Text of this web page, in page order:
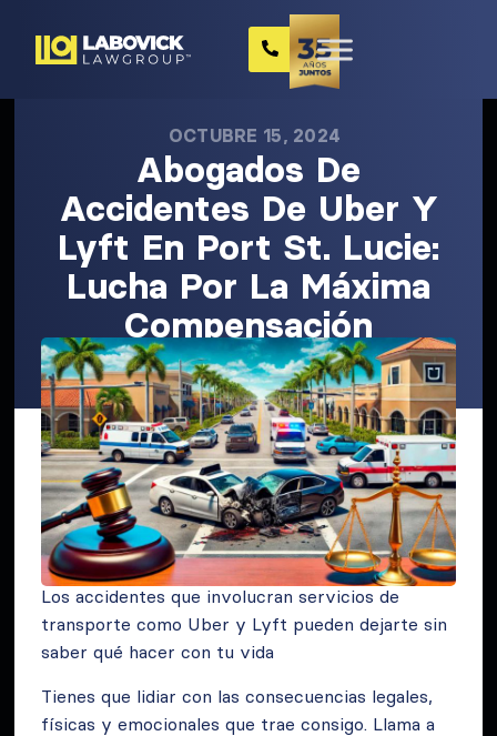
OCTUBRE 15, 2024
Abogados De
Accidentes De Uber Y
Lyft En Port St. Lucie:
Lucha Por La Máxima
Compensación
Los accidentes que involucran servicios de
transporte como Uber y Lyft pueden dejarte sin
saber qué hacer con tu vida
Tienes que lidiar con las consecuencias legales,
físicas y emocionales que trae consigo. Llama a